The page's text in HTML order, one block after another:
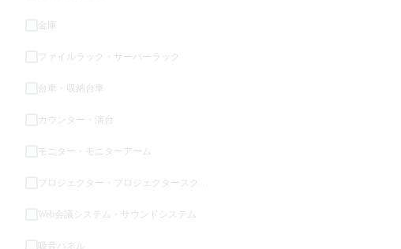
金庫
ファイルラック・サーバーラック
台車・収納台車
カウンター・演台
モニター・モニターアーム
Web会議システム・サウンドシステム
吸音パネル